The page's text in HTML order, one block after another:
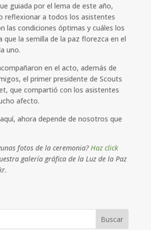
guiada por el lema de este año,
reflexionar a todos los asistentes
las condiciones óptimas y cuáles los
que la semilla de la paz florezca en el
uno.
en el acto, además de
el primer presidente de Scouts
que compartió con los asistentes
afecto.
ahora depende de nosotros que
fotos de la ceremonia? Haz click
galería gráfica de la Luz de la Paz
Buscar